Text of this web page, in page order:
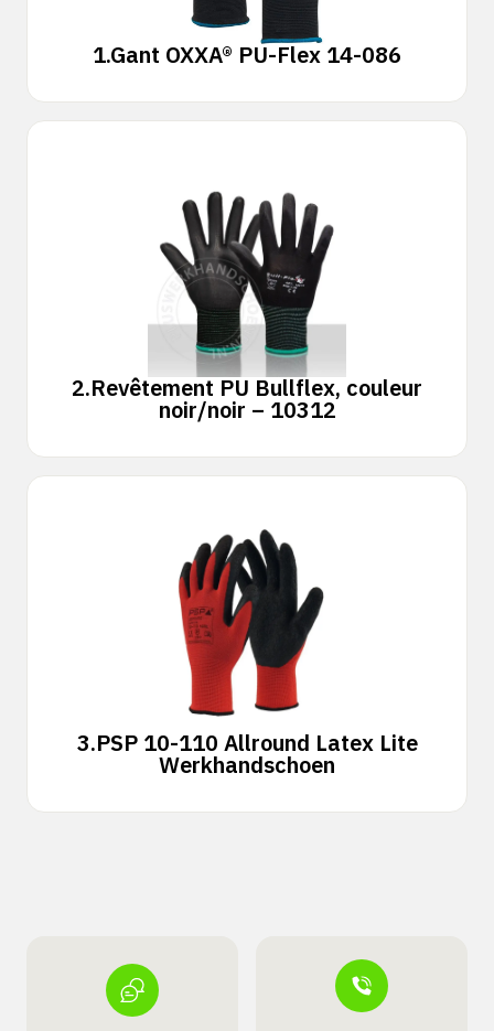
1.Gant OXXA® PU-Flex 14-086
2.Revêtement PU Bullflex, couleur
noir/noir – 10312
3.PSP 10-110 Allround Latex Lite
Werkhandschoen